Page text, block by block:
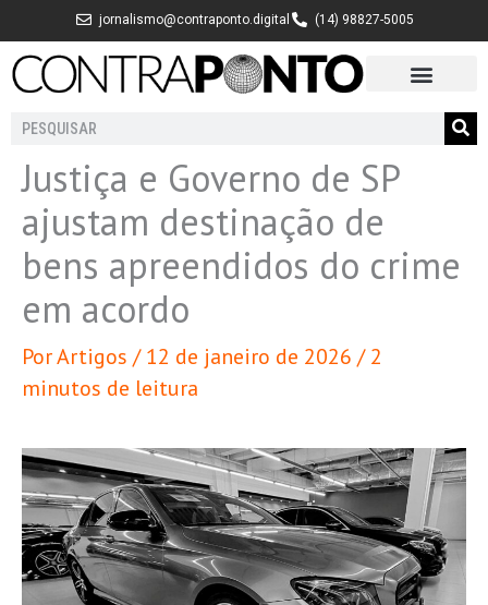
para
jornalismo@contraponto.digital (14) 98827-5005
Pesquisar
Justiça e Governo de SP
ajustam destinação de
bens apreendidos do crime
em acordo
PorArtigos /12 de janeiro de 2026 /2
minutos de leitura